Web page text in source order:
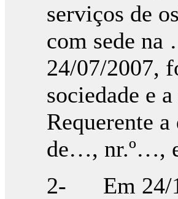
serviços de
com sede
24/07/2007,
sociedade e
Requerente
de…, nr.º…,
2- Em 24/